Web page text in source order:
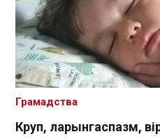
Круп, ларынгаспазм,
Грамадства